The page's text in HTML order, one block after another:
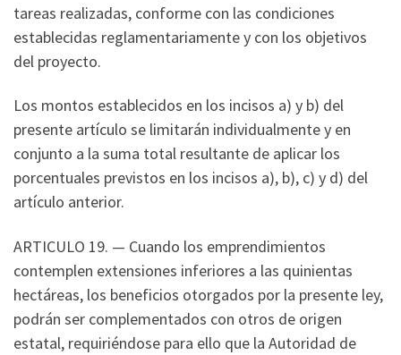
tareas realizadas, conforme con las condiciones
establecidas reglamentariamente y con los objetivos
del proyecto.
Los montos establecidos en los incisos a) y b) del
presente artículo se limitarán individualmente y en
conjunto a la suma total resultante de aplicar los
porcentuales previstos en los incisos a), b), c) y d) del
artículo anterior.
ARTICULO 19. — Cuando los emprendimientos
contemplen extensiones inferiores a las quinientas
hectáreas, los beneficios otorgados por la presente ley,
podrán ser complementados con otros de origen
estatal, requiriéndose para ello que la Autoridad de